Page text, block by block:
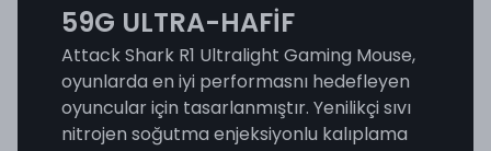
59G ULTRA-HAFİF
Attack Shark R1 Ultralight Gaming Mouse,
oyunlarda en iyi performasnı hedefleyen
oyuncular için tasarlanmıştır. Yenilikçi sıvı
nitrojen soğutma enjeksiyonlu kalıplama